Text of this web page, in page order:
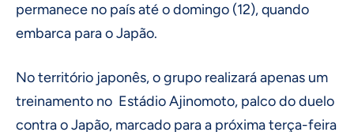
permanece no país até o domingo (12), quando
embarca para o Japão.
No território japonês, o grupo realizará apenas um
treinamento no Estádio Ajinomoto, palco do duelo
contra o Japão, marcado para a próxima terça-feira